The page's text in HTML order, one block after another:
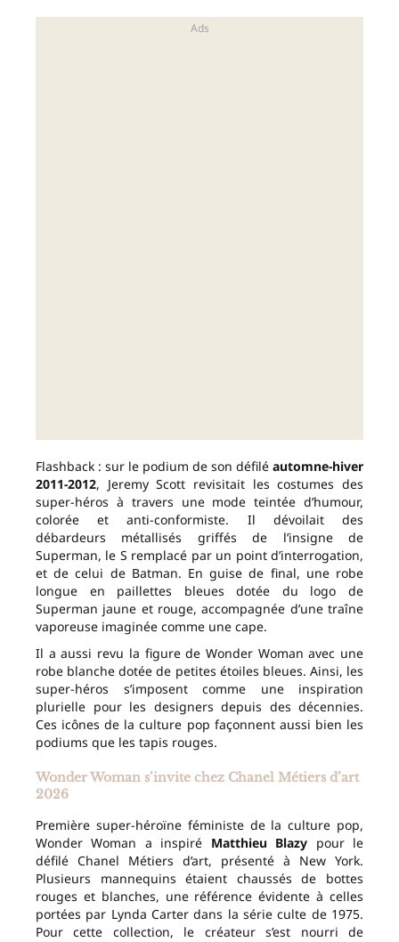
Flashback : sur le podium de son défilé automne-hiver
2011-2012, Jeremy Scott revisitait les costumes des
super-héros à travers une mode teintée d’humour,
colorée et anti-conformiste. Il dévoilait des
débardeurs métallisés griffés de l’insigne de
Superman, le S remplacé par un point d’interrogation,
et de celui de Batman. En guise de final, une robe
longue en paillettes bleues dotée du logo de
Superman jaune et rouge, accompagnée d’une traîne
vaporeuse imaginée comme une cape.
Il a aussi revu la figure de Wonder Woman avec une
robe blanche dotée de petites étoiles bleues. Ainsi, les
super-héros s’imposent comme une inspiration
plurielle pour les designers depuis des décennies.
Ces icônes de la culture pop façonnent aussi bien les
podiums que les tapis rouges.
Wonder Woman s’invite chez Chanel Métiers d’art
2026
Première super-héroïne féministe de la culture pop,
Wonder Woman a inspiré Matthieu Blazy pour le
défilé Chanel Métiers d’art, présenté à New York.
Plusieurs mannequins étaient chaussés de bottes
rouges et blanches, une référence évidente à celles
portées par Lynda Carter dans la série culte de 1975.
Pour cette collection, le créateur s’est nourri de